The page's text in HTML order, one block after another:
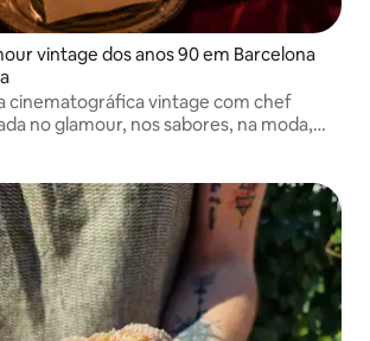
vintage dos anos 90 em Barcelona
cinematográfica vintage com chef
no glamour, nos sabores, na moda,
cinco sentidos.